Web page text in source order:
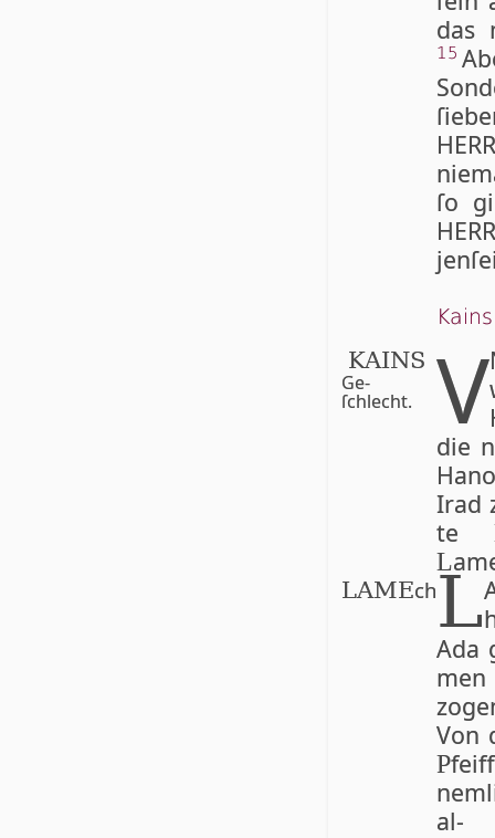
das
15
ſo
KAINS
Ge­
ſchlecht. V
die
Irad
te
L
LAMEchL
Ada
Von
P
al-